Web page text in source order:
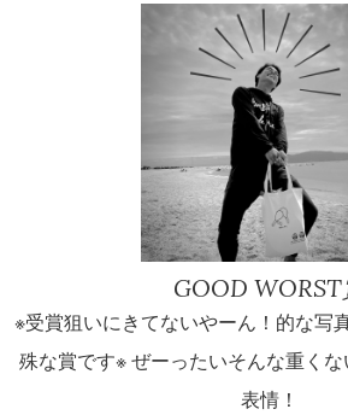
GOOD WORST
※受賞狙いにきてないやーん！的な写
殊な賞です※ ぜーったいそんな重くな
表情！